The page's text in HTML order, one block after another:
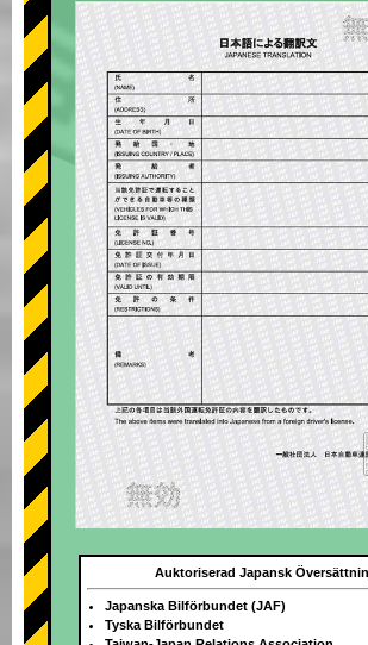
Auktoriserad Japansk
Japanska Bilförbundet (JAF)
Tyska Bilförbundet